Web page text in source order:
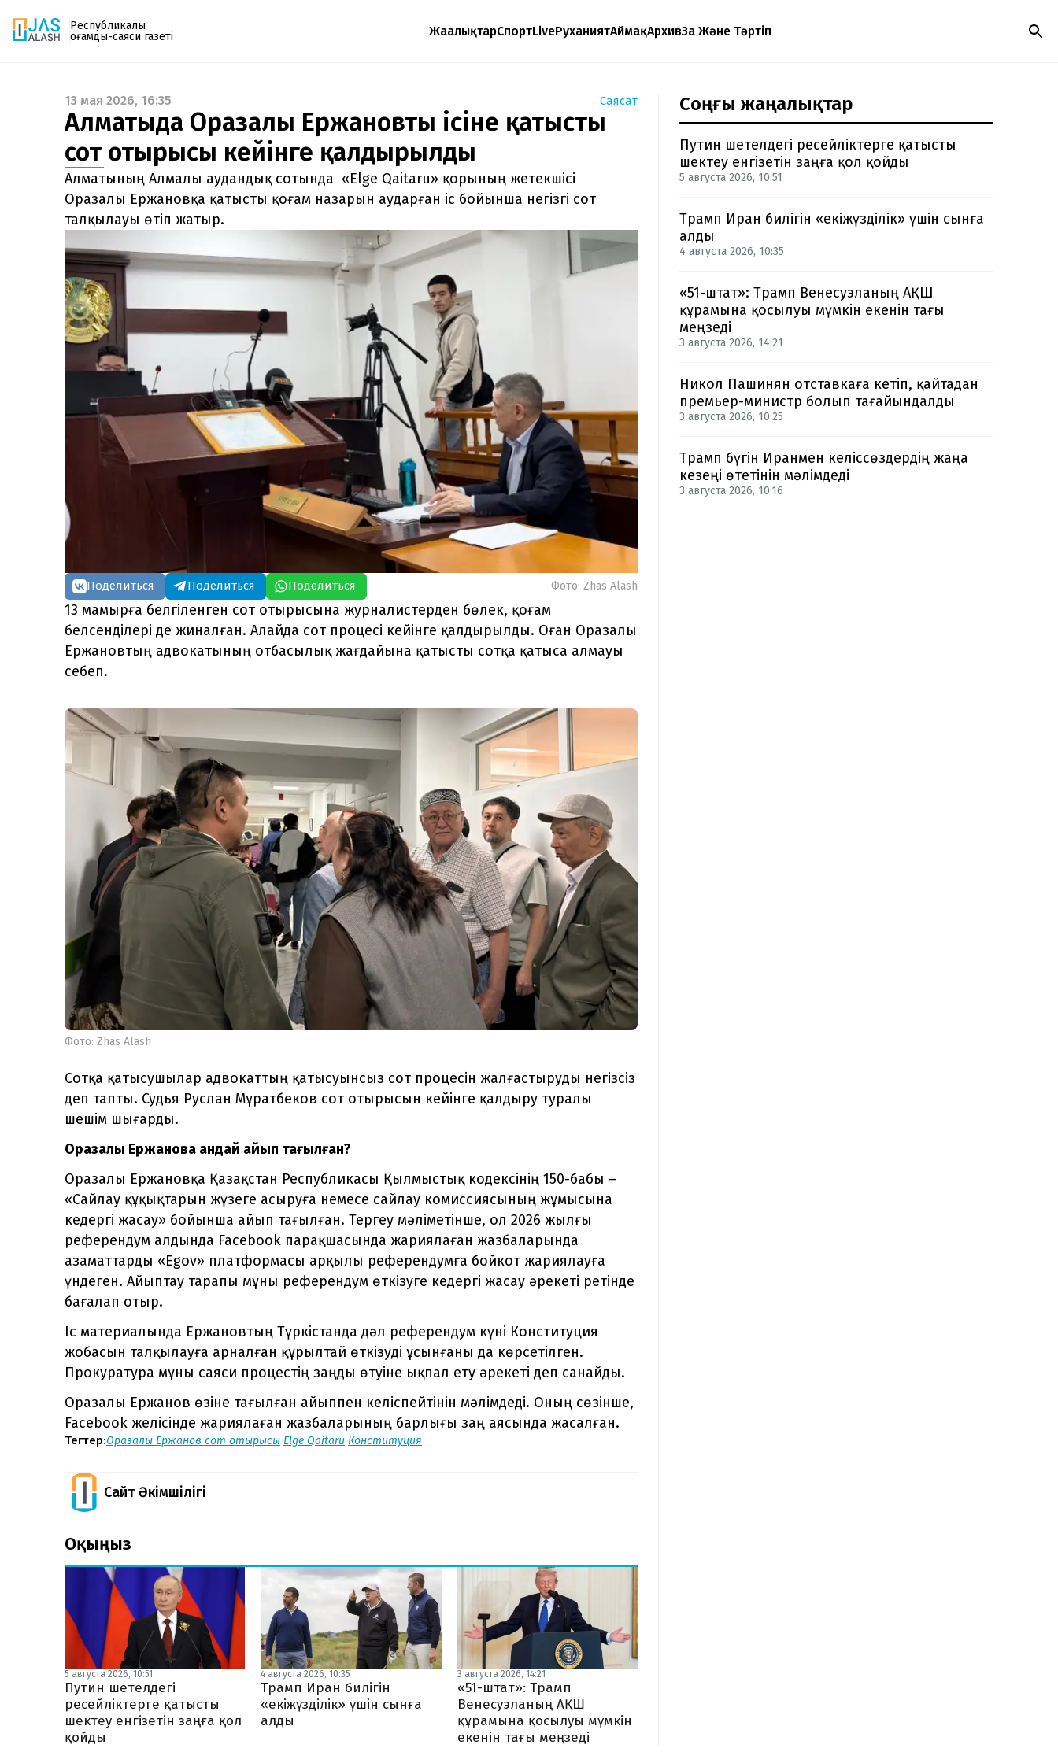
Республикалық
қоғамдық-саяси газеті
ЖаңалықтарСпортLiveРуханиятАймақАрхивЗаң Және Тәртіп
Газетке жазылу
PDF форматтағы газетті ай сайын электронды
поштаңызға алып отырыңыз. Жаңа нөмір
шыққан сәтте сізге бірден жіберіледі. Тек email
енгізіңіз, біз қалғанын өзіміз жібереміз.
13 мая 2026, 16:35 Саясат
Алматыда Оразалы Ержановтың ісіне қатысты
сот отырысы кейінге қалдырылды
Алматының Алмалы аудандық сотында «Elge Qaitaru» қорының жетекшісі
Оразалы Ержановқа қатысты қоғам назарын аударған іс бойынша негізгі сот
талқылауы өтіп жатыр.
Поделиться Поделиться Поделиться Фото: Zhas Alash
13 мамырға белгіленген сот отырысына журналистерден бөлек, қоғам
белсенділері де жиналған. Алайда сот процесі кейінге қалдырылды. Оған Оразалы
Ержановтың адвокатының отбасылық жағдайына қатысты сотқа қатыса алмауы
себеп.
Фото: Zhas Alash
Сотқа қатысушылар адвокаттың қатысуынсыз сот процесін жалғастыруды негізсіз
деп тапты. Судья Руслан Мұратбеков сот отырысын кейінге қалдыру туралы
шешім шығарды.
Оразалы Ержановқа қандай айып тағылған?
Оразалы Ержановқа Қазақстан Республикасы Қылмыстық кодексінің 150-бабы –
«Сайлау құқықтарын жүзеге асыруға немесе сайлау комиссиясының жұмысына
кедергі жасау» бойынша айып тағылған. Тергеу мәліметінше, ол 2026 жылғы
референдум алдында Facebook парақшасында жариялаған жазбаларында
азаматтарды «Egov» платформасы арқылы референдумға бойкот жариялауға
үндеген. Айыптау тарапы мұны референдум өткізуге кедергі жасау әрекеті ретінде
бағалап отыр.
Іс материалында Ержановтың Түркістанда дәл референдум күні Конституция
жобасын талқылауға арналған құрылтай өткізуді ұсынғаны да көрсетілген.
Прокуратура мұны саяси процестің заңды өтуіне ықпал ету әрекеті деп санайды.
Оразалы Ержанов өзіне тағылған айыппен келіспейтінін мәлімдеді. Оның сөзінше,
Facebook желісінде жариялаған жазбаларының барлығы заң аясында жасалған.
Тегтер:Оразалы Ержанов сот отырысы Elge Qaitaru Конституция
Сайт Әкімшілігі
Оқыңыз
5 августа 2026, 10:51
Путин шетелдегі
ресейліктерге қатысты
шектеу енгізетін заңға қол
қойды
4 августа 2026, 10:35
Трамп Иран билігін
«екіжүзділік» үшін сынға
алды
3 августа 2026, 14:21
«51-штат»: Трамп
Венесуэланың АҚШ
құрамына қосылуы мүмкін
екенін тағы меңзеді
Соңғы жаңалықтар
Путин шетелдегі ресейліктерге қатысты
шектеу енгізетін заңға қол қойды
5 августа 2026, 10:51
Трамп Иран билігін «екіжүзділік» үшін сынға
алды
4 августа 2026, 10:35
«51-штат»: Трамп Венесуэланың АҚШ
құрамына қосылуы мүмкін екенін тағы
меңзеді
3 августа 2026, 14:21
Никол Пашинян отставкаға кетіп, қайтадан
премьер-министр болып тағайындалды
3 августа 2026, 10:25
Трамп бүгін Иранмен келіссөздердің жаңа
кезеңі өтетінін мәлімдеді
3 августа 2026, 10:16